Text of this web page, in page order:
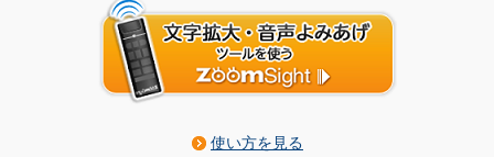
使い方を見る